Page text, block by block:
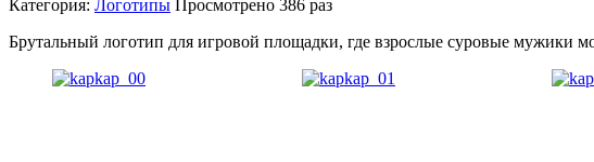
Категория: Логотипы Просмотрено 386 раз
Брутальный логотип для игровой площадки, где взрослые суровые мужики